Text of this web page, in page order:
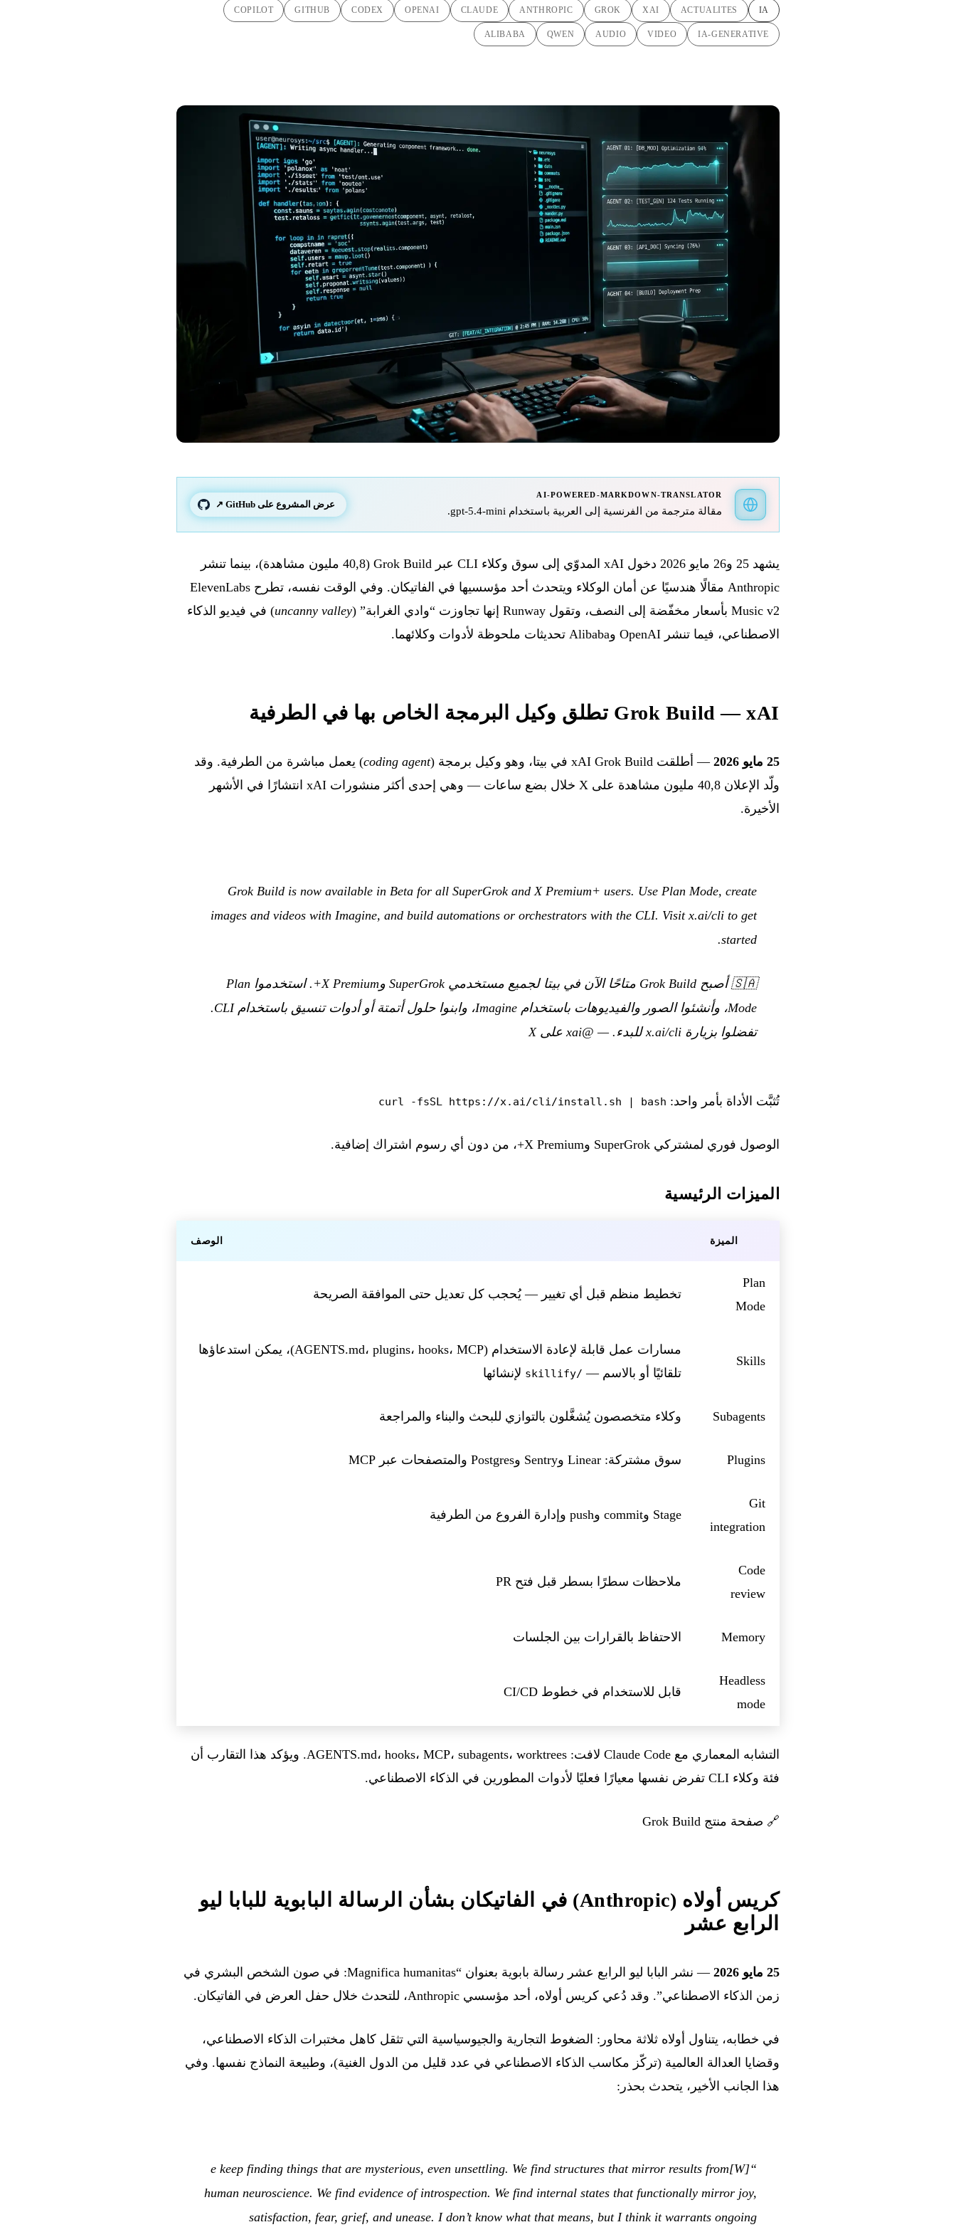
IA
ACTUALITES
XAI
GROK
ANTHROPIC
CLAUDE
OPENAI
CODEX
GITHUB
COPILOT
IA-GENERATIVE
VIDEO
AUDIO
QWEN
ALIBABA
AI-POWERED-MARKDOWN-TRANSLATOR
مقالة مترجمة من الفرنسية إلى العربية باستخدام gpt-5.4-mini.
عرض المشروع على GitHub ↗
يشهد 25 و26 مايو 2026 دخول xAI المدوّي إلى سوق وكلاء CLI عبر Grok Build (40,8 مليون مشاهدة)، بينما تنشر
Anthropic مقالًا هندسيًا عن أمان الوكلاء ويتحدث أحد مؤسسيها في الفاتيكان. وفي الوقت نفسه، تطرح ElevenLabs
Music v2 بأسعار مخفّضة إلى النصف، وتقول Runway إنها تجاوزت “وادي الغرابة” (
uncanny valley) في فيديو الذكاء
الاصطناعي، فيما تنشر OpenAI وAlibaba تحديثات ملحوظة لأدوات وكلائهما.
Grok Build — xAI تطلق وكيل البرمجة الخاص بها في الطرفية
25 مايو 2026 — أطلقت xAI Grok Build في بيتا، وهو وكيل برمجة ( coding agent) يعمل مباشرة من الطرفية. وقد
ولّد الإعلان 40,8 مليون مشاهدة على X خلال بضع ساعات — وهي إحدى أكثر منشورات xAI انتشارًا في الأشهر
الأخيرة.
Grok Build is now available in Beta for all SuperGrok and X Premium+ users. Use Plan Mode, create
images and videos with Imagine, and build automations or orchestrators with the CLI. Visit x.ai/cli to get
started.
🇸🇦
أصبح Grok Build متاحًا الآن في بيتا لجميع مستخدمي SuperGrok وX Premium+. استخدموا Plan
Mode، وأنشئوا الصور والفيديوهات باستخدام Imagine، وابنوا حلول أتمتة أو أدوات تنسيق باستخدام CLI.
تفضلوا بزيارة x.ai/cli للبدء.
— @xai على X
تُثبَّت الأداة بأمر واحد: curl -fsSL https://x.ai/cli/install.sh | bash
الوصول فوري لمشتركي SuperGrok وX Premium+، من دون أي رسوم اشتراك إضافية.
الميزات الرئيسية
الميزة الوصف
Plan
Mode
تخطيط منظم قبل أي تغيير — يُحجب كل تعديل حتى الموافقة الصريحة
Skills
مسارات عمل قابلة لإعادة الاستخدام (AGENTS.md، plugins، hooks، MCP)، يمكن استدعاؤها
تلقائيًا أو بالاسم — /skillify لإنشائها
Subagents وكلاء متخصصون يُشغَّلون بالتوازي للبحث والبناء والمراجعة
Plugins سوق مشتركة: Linear وSentry وPostgres والمتصفحات عبر MCP
Git
integration
Stage وcommit وpush وإدارة الفروع من الطرفية
Code
review
ملاحظات سطرًا بسطر قبل فتح PR
Memory الاحتفاظ بالقرارات بين الجلسات
Headless
mode
قابل للاستخدام في خطوط CI/CD
التشابه المعماري مع Claude Code لافت: AGENTS.md، hooks، MCP، subagents، worktrees. ويؤكد هذا التقارب أن
فئة وكلاء CLI تفرض نفسها معيارًا فعليًا لأدوات المطورين في الذكاء الاصطناعي.
🔗 صفحة منتج Grok Build
كريس أولاه (Anthropic) في الفاتيكان بشأن الرسالة البابوية للبابا ليو
الرابع عشر
25 مايو 2026
— نشر البابا ليو الرابع عشر رسالة بابوية بعنوان “Magnifica humanitas: في صون الشخص البشري في
زمن الذكاء الاصطناعي”. وقد دُعي كريس أولاه، أحد مؤسسي Anthropic، للتحدث خلال حفل العرض في الفاتيكان.
في خطابه، يتناول أولاه ثلاثة محاور: الضغوط التجارية والجيوسياسية التي تثقل كاهل مختبرات الذكاء الاصطناعي،
وقضايا العدالة العالمية (تركّز مكاسب الذكاء الاصطناعي في عدد قليل من الدول الغنية)، وطبيعة النماذج نفسها. وفي
هذا الجانب الأخير، يتحدث بحذر:
“[W]e keep finding things that are mysterious, even unsettling. We find structures that mirror results from
human neuroscience. We find evidence of introspection. We find internal states that functionally mirror joy,
satisfaction, fear, grief, and unease. I don’t know what that means, but I think it warrants ongoing